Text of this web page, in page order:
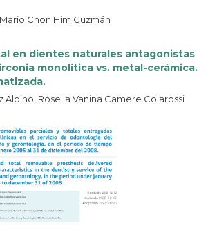
Chon Him Guzmán
en dientes naturales antagonistas
monolítica vs. metal-cerámica.
Albino, Rosella Vanina Camere Colarossi